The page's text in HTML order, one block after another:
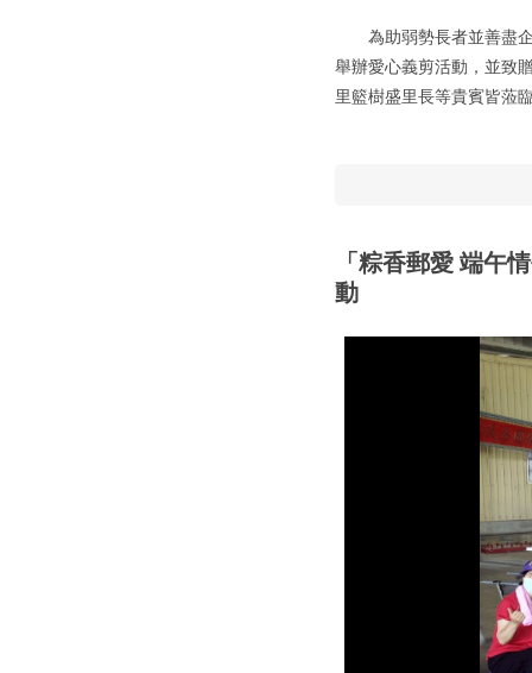
為助弱勢長者並善盡企
舉辦愛心義剪活動，並致
里籃樹盛里長等貴賓皆蒞
「粽香郵愛 端午
動